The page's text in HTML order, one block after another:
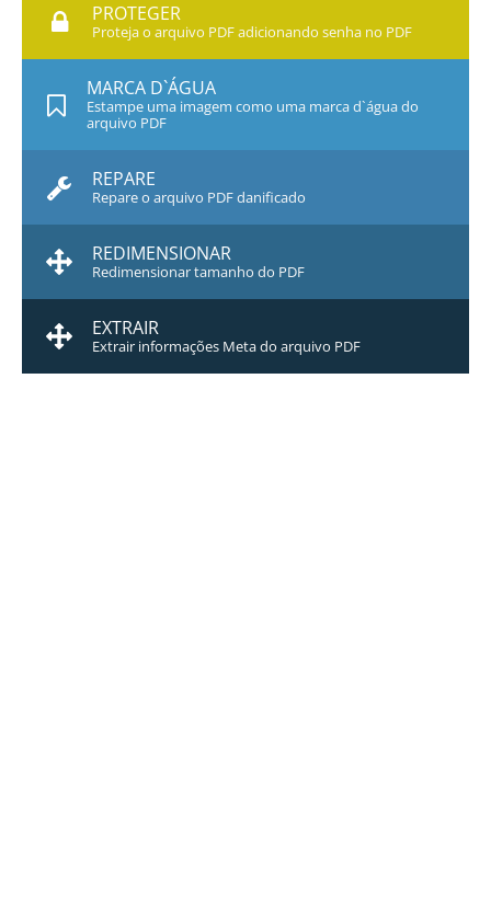
PROTEGER
Proteja o arquivo PDF adicionando senha no PDF
MARCA D`ÁGUA
Estampe uma imagem como uma marca d`água do
arquivo PDF
REPARE
Repare o arquivo PDF danificado
REDIMENSIONAR
Redimensionar tamanho do PDF
EXTRAIR
Extrair informações Meta do arquivo PDF